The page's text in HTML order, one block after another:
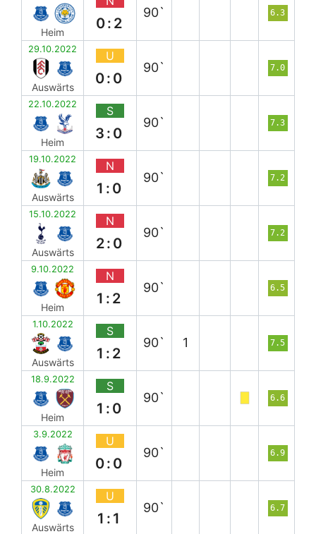
Heim
0:2
90` 6.3
29.10.2022
Auswärts
U
0:0
90` 7.0
22.10.2022
Heim
S
3:0
90` 7.3
19.10.2022
Auswärts
N
1:0
90` 7.2
15.10.2022
Auswärts
N
2:0
90` 7.2
9.10.2022
Heim
N
1:2
90` 6.5
1.10.2022
Auswärts
S
1:2
90` 1 7.5
18.9.2022
Heim
S
1:0
90` 6.6
3.9.2022
Heim
U
0:0
90` 6.9
30.8.2022
Auswärts
U
1:1
90` 6.7